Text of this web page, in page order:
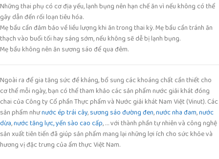
Những thai phụ có cơ địa yếu, lạnh bụng nên hạn chế ăn vì nếu không có thể
gây dẫn đến rối loạn tiêu hóa.
Mẹ bầu cần đảm bảo về liều lượng khi ăn trong thai kỳ. Mẹ bầu cần tránh ăn
thạch vào buổi tối hay sáng sớm, nếu không sẽ dễ bị lạnh bụng.
Mẹ bầu không nên ăn sương sáo để qua đêm.
Ngoài ra để gia tăng sức đề kháng, bổ sung các khoáng chất cần thiết cho
cơ thể mỗi ngày, bạn có thể tham khảo các sản phẩm nước giải khát đóng
chai của Công ty Cổ phần Thực phẩm và Nước giải khát Nam Việt (Vinut). Các
sản phẩm nhưnước ép trái cây,sương sáo đường đen,nước nha đam,nước
dừa,nước tăng lực,yến sào cao cấp, … với thành phần tự nhiên và công nghệ
sản xuất tiên tiến đã giúp sản phẩm mang lại những lợi ích cho sức khỏe và
hương vị đặc trưng của ẩm thực Việt Nam.